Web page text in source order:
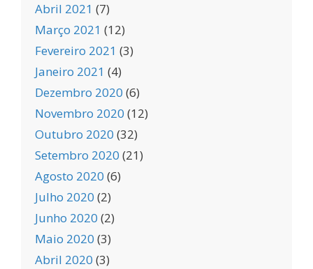
Abril 2021 (7)
Março 2021 (12)
Fevereiro 2021 (3)
Janeiro 2021 (4)
Dezembro 2020 (6)
Novembro 2020 (12)
Outubro 2020 (32)
Setembro 2020 (21)
Agosto 2020 (6)
Julho 2020 (2)
Junho 2020 (2)
Maio 2020 (3)
Abril 2020 (3)